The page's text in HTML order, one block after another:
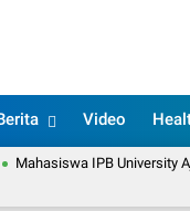
Video
IPB University Ajak